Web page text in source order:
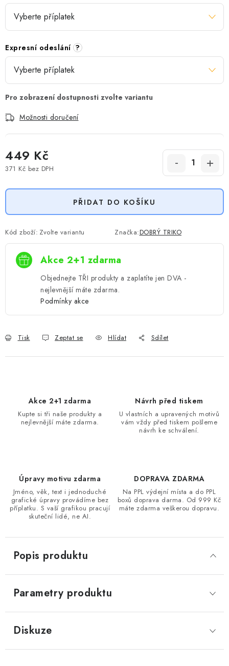
Expresní odeslání ?
Možnosti doručení
449 Kč
371 Kč bez DPH
PŘIDAT DO KOŠÍKU
Kód zboží: Zvolte variantu Značka:DOBRÝ TRIKO
Akce 2+1 zdarma
Objednejte TŘI produkty a zaplatíte jen DVA -
nejlevnější máte zdarma.
Podmínky akce
Tisk Zeptat se Hlídat Sdílet
Akce 2+1 zdarma
Kupte si tři naše produkty a
nejlevnější máte zdarma.
Návrh před tiskem
U vlastních a upravených motivů
vám vždy před tiskem pošleme
návrh ke schválení.
Úpravy motivu zdarma
Jméno, věk, text i jednoduché
grafické úpravy provádíme bez
příplatku. S vaší grafikou pracují
skuteční lidé, ne AI.
DOPRAVA ZDARMA
Na PPL výdejní místa a do PPL
boxů doprava darma. Od 999 Kč
máte zdarma veškerou dopravu.
Popis produktu
Parametry produktu
Diskuze